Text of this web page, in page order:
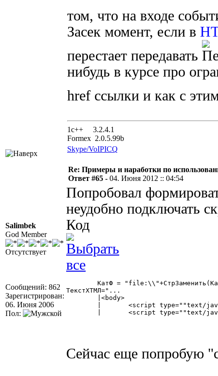
том, что на входе
Засек момент, если в
перестает передавать
нибудь в курсе про
href ссылки и как с
1с++ 3.2.4.1
Formex 2.0.5.99b
Skype/VoIPICQ
Salimbek
God Member
Отсутствует
Сообщений: 862
Зарегистрирован:
06. Июня 2006
Пол:
Re: Примеры и наработки по
Ответ #65 - 04. Июня 2012 :: 04:54
Попробовал
неудобно подключать
Код
ТекстХТМЛ="...
Сейчас еще попробую